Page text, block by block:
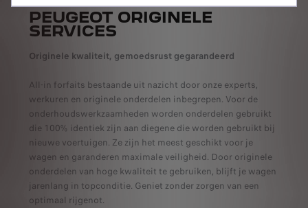
PEUGEOT ORIGINELE
SERVICES
Originele kwaliteit, gemoedsrust gegarandeerd
All-in forfaits bestaande uit nazicht door onze experts,
werkuren en originele onderdelen inbegrepen. Voor de
onderhoudswerkzaamheden worden onderdelen gebruikt
die 100% identiek zijn aan diegene die worden gebruikt bij
nieuwe voertuigen. Ze zijn het meest geschikt voor je
wagen en garanderen maximale veiligheid. Door originele
onderdelen van hoge kwaliteit te gebruiken, blijft je wagen
jarenlang in topconditie. Geniet zonder zorgen van een
optimaal rijgenot.